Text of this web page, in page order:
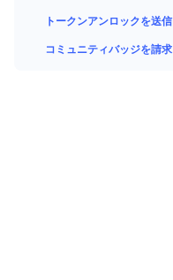
トークンアンロックを送信
コミュニティバッジを請求